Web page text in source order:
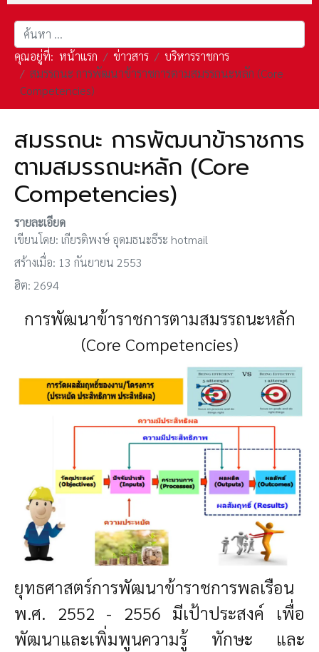
การค้นหา
คุณอยู่ที่: หน้าแรก ข่าวสาร
บริหารราชการ
สมรรถนะ การพัฒนาข้าราชการตามสมรรถนะหลัก (Core
Competencies)
สมรรถนะ การพัฒนาข้าราชการ
ตามสมรรถนะหลัก (Core
Competencies)
รายละเอียด
เขียนโดย: เกียรติพงษ์ อุดมธนะธีระ hotmail
สร้างเมื่อ: 13 กันยายน 2553
ฮิต: 2694
การพัฒนาข้าราชการตามสมรรถนะหลัก
(Core Competencies)
ยุทธศาสตร์การพัฒนาข้าราชการพลเรือน
พ.ศ. 2552 - 2556 มีเป้าประสงค์ เพื่อ
พัฒนาและเพิ่มพูนความรู้ ทักษะ และ